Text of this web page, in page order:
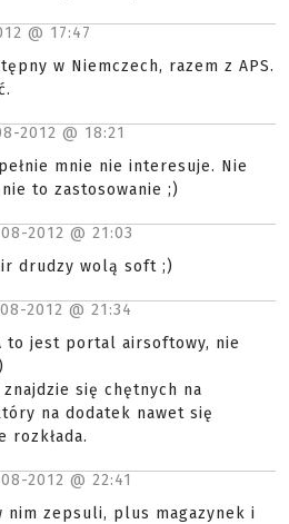
@ 17:47
w Niemczech, razem z APS.
2012 @ 18:21
mnie nie interesuje. Nie
to zastosowanie ;)
2012 @ 21:03
drudzy wolą soft ;)
2012 @ 21:34
to jest portal airsoftowy, nie
znajdzie się chętnych na
na dodatek nawet się
rozkłada.
2012 @ 22:41
nim zepsuli, plus magazynek i